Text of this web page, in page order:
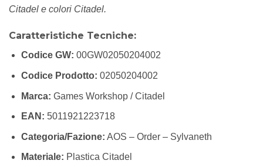
Citadel e colori Citadel.
Caratteristiche Tecniche:
Codice GW: 00GW02050204002
Codice Prodotto: 02050204002
Marca: Games Workshop / Citadel
EAN: 5011921223718
Categoria/Fazione: AOS – Order – Sylvaneth
Materiale: Plastica Citadel